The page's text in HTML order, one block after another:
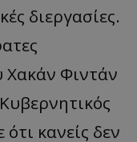
διεργασίες.
Χακάν Φιντάν
κανείς δεν